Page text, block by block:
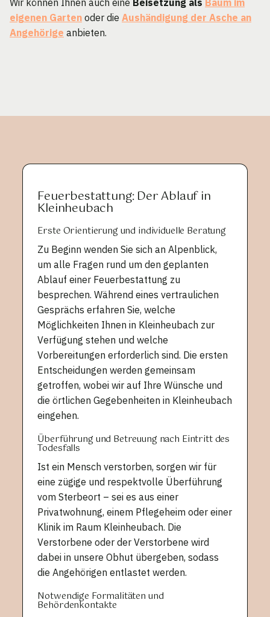
eigenen Garten oder die Aushändigung der Asche an
Angehörige anbieten.
Feuerbestattung: Der Ablauf in
Kleinheubach
Erste Orientierung und individuelle Beratung
Zu Beginn wenden Sie sich an Alpenblick,
um alle Fragen rund um den geplanten
Ablauf einer Feuerbestattung zu
besprechen. Während eines vertraulichen
Gesprächs erfahren Sie, welche
Möglichkeiten Ihnen in Kleinheubach zur
Verfügung stehen und welche
Vorbereitungen erforderlich sind. Die ersten
Entscheidungen werden gemeinsam
getroffen, wobei wir auf Ihre Wünsche und
die örtlichen Gegebenheiten in Kleinheubach
eingehen.
Überführung und Betreuung nach Eintritt des
Todesfalls
Ist ein Mensch verstorben, sorgen wir für
eine zügige und respektvolle Überführung
vom Sterbeort – sei es aus einer
Privatwohnung, einem Pflegeheim oder einer
Klinik im Raum Kleinheubach. Die
Verstorbene oder der Verstorbene wird
dabei in unsere Obhut übergeben, sodass
die Angehörigen entlastet werden.
Notwendige Formalitäten und
Behördenkontakte